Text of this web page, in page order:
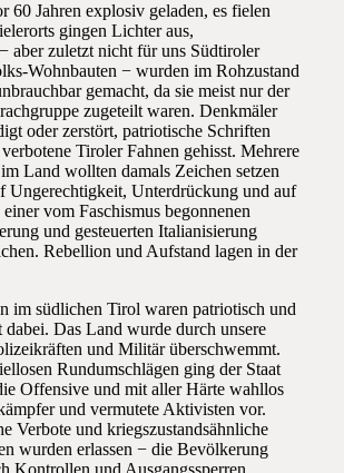
60 Jahren explosiv geladen, es fielen
gingen Lichter aus,
aber zuletzt nicht für uns Südtiroler
Wohnbauten − wurden im Rohzustand
gemacht, da sie meist nur der
zugeteilt waren. Denkmäler
oder zerstört, patriotische Schriften
Tiroler Fahnen gehisst. Mehrere
Land wollten damals Zeichen setzen
Ungerechtigkeit, Unterdrückung und auf
vom Faschismus begonnenen
und gesteuerten Italianisierung
Rebellion und Aufstand lagen in der
im südlichen Tirol waren patriotisch und
Das Land wurde durch unsere
und Militär überschwemmt.
Rundumschlägen ging der Staat
Offensive und mit aller Härte wahllos
und vermutete Aktivisten vor.
Verbote und kriegszustandsähnliche
wurden erlassen − die Bevölkerung